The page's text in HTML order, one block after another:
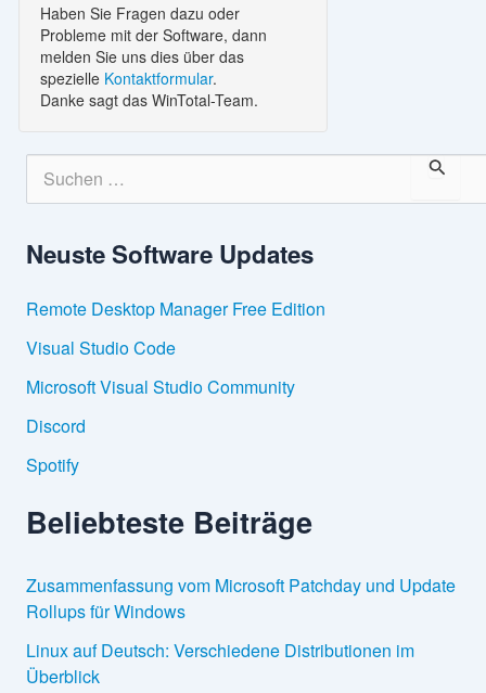
Haben Sie Fragen dazu oder
Probleme mit der Software, dann
melden Sie uns dies über das
spezielle Kontaktformular.
Danke sagt das WinTotal-Team.
c
e
a
c
h
:
Neuste Software Updates
Remote Desktop Manager Free Edition
Visual Studio Code
Microsoft Visual Studio Community
Discord
Spotify
Beliebteste Beiträge
Zusammenfassung vom Microsoft Patchday und Update
Rollups für Windows
Linux auf Deutsch: Verschiedene Distributionen im
Überblick